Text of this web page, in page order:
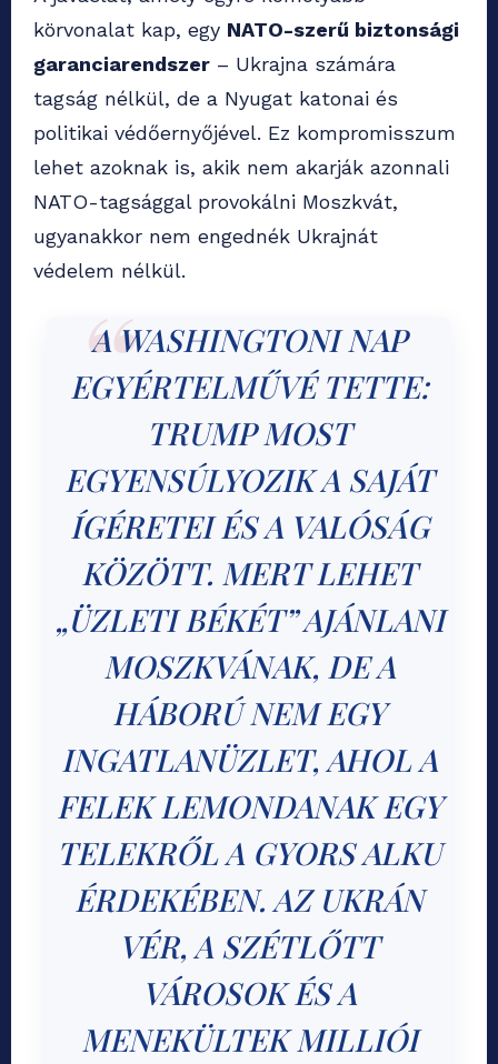
körvonalat kap, egy NATO-szerű biztonsági
garanciarendszer – Ukrajna számára
tagság nélkül, de a Nyugat katonai és
politikai védőernyőjével. Ez kompromisszum
lehet azoknak is, akik nem akarják azonnali
NATO-tagsággal provokálni Moszkvát,
ugyanakkor nem engednék Ukrajnát
védelem nélkül.
A WASHINGTONI NAP
EGYÉRTELMŰVÉ TETTE:
TRUMP MOST
EGYENSÚLYOZIK A SAJÁT
ÍGÉRETEI ÉS A VALÓSÁG
KÖZÖTT. MERT LEHET
„ÜZLETI BÉKÉT” AJÁNLANI
MOSZKVÁNAK, DE A
HÁBORÚ NEM EGY
INGATLANÜZLET, AHOL A
FELEK LEMONDANAK EGY
TELEKRŐL A GYORS ALKU
ÉRDEKÉBEN. AZ UKRÁN
VÉR, A SZÉTLŐTT
VÁROSOK ÉS A
MENEKÜLTEK MILLIÓI